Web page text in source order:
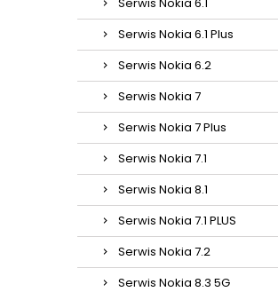
Serwis Nokia 6.1 Plus
Serwis Nokia 6.2
Serwis Nokia 7
Serwis Nokia 7 Plus
Serwis Nokia 7.1
Serwis Nokia 8.1
Serwis Nokia 7.1 PLUS
Serwis Nokia 7.2
Serwis Nokia 8.3 5G